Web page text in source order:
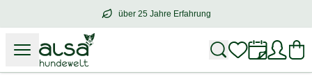
über 25 Jahre Erfahrung
über25 Jahre Erfahrung